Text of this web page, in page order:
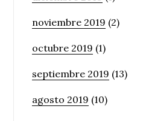
noviembre 2019 (2)
octubre 2019 (1)
septiembre 2019 (13)
agosto 2019 (10)